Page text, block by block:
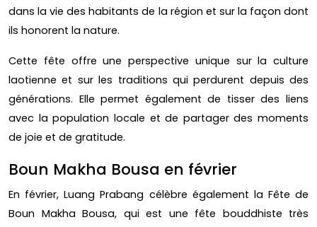
dans la vie des habitants de la région et sur la façon dont
ils honorent la nature.
Cette fête offre une perspective unique sur la culture
laotienne et sur les traditions qui perdurent depuis des
générations. Elle permet également de tisser des liens
avec la population locale et de partager des moments
de joie et de gratitude.
Boun Makha Bousa en février
En février, Luang Prabang célèbre également la Fête de
Boun Makha Bousa, qui est une fête bouddhiste très